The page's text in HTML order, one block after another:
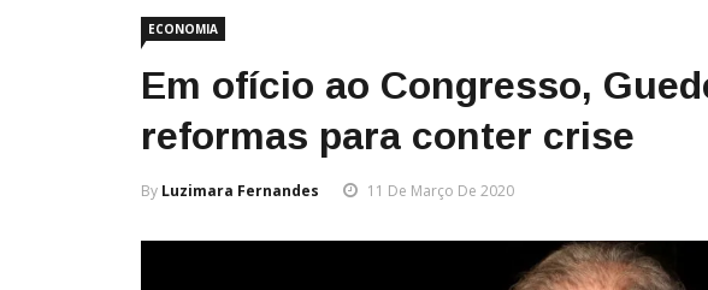
ECONOMIA
Em ofício ao Congresso,
reformas para conter crise
By Luzimara Fernandes 11 De Março De 2020